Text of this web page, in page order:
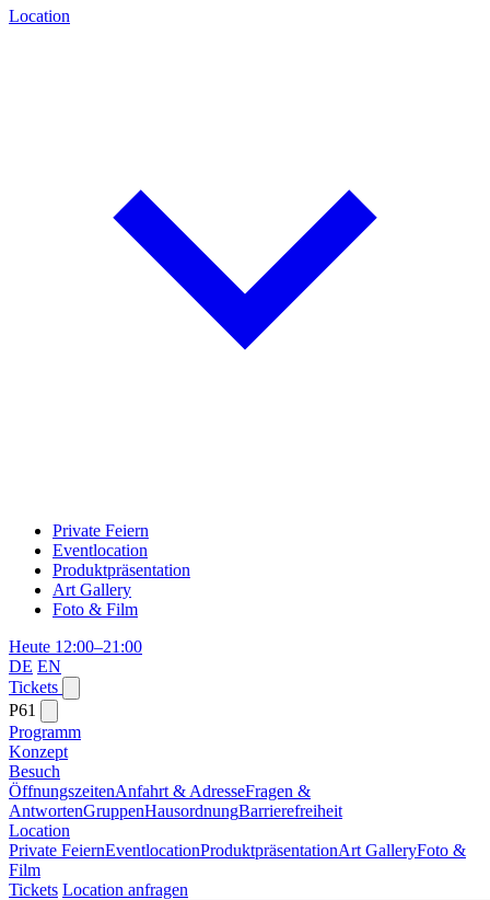
Location
Private Feiern
Eventlocation
Produktpräsentation
Art Gallery
Foto & Film
Heute 12:00–21:00
DE EN
Tickets
P61
Programm
Konzept
Besuch
ÖffnungszeitenAnfahrt & AdresseFragen &
AntwortenGruppenHausordnungBarrierefreiheit
Location
Private FeiernEventlocationProduktpräsentationArt GalleryFoto &
Film
Tickets Location anfragen